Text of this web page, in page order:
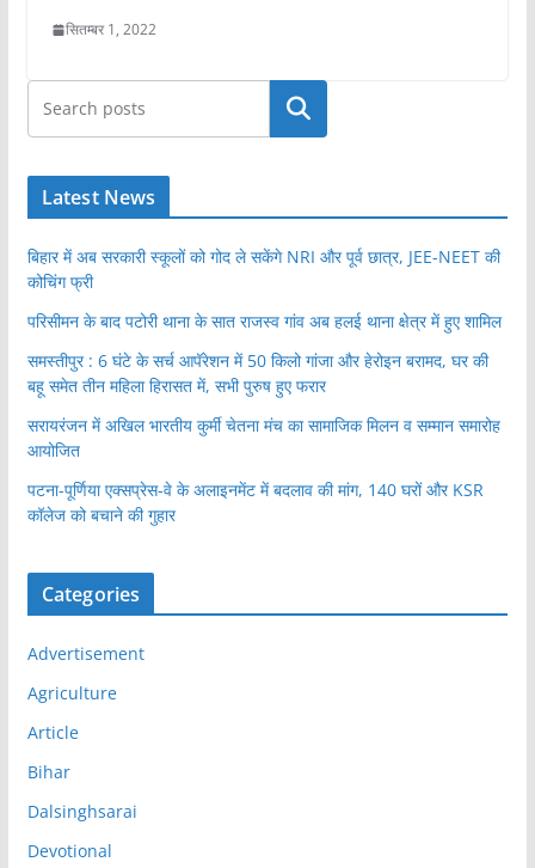
सितम्बर 1, 2022
खोजें
Latest News
बिहार में अब सरकारी स्कूलों को गोद ले सकेंगे NRI और पूर्व छात्र, JEE-NEET की
कोचिंग फ्री
परिसीमन के बाद पटोरी थाना के सात राजस्व गांव अब हलई थाना क्षेत्र में हुए शामिल
समस्तीपुर : 6 घंटे के सर्च आपॅरेशन में 50 किलो गांजा और हेरोइन बरामद, घर की
बहू समेत तीन महिला हिरासत में, सभी पुरुष हुए फरार
सरायरंजन में अखिल भारतीय कुर्मी चेतना मंच का सामाजिक मिलन व सम्मान समारोह
आयोजित
पटना-पूर्णिया एक्सप्रेस-वे के अलाइनमेंट में बदलाव की मांग, 140 घरों और KSR
कॉलेज को बचाने की गुहार
Categories
Advertisement
Agriculture
Article
Bihar
Dalsinghsarai
Devotional